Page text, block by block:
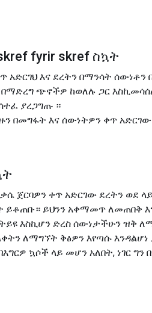
fyrir skref ስኳት
አድርገህ እና ደረትን በማንሳት ሰውነቶን
ጭኖችዎ ከወለሉ ጋር
ያረጋግጡ ።
በመግፋት እና ሰውነትዎን ቀጥ አድርገው
ጀርባዎን ቀጥ አድርገው ደረትን ወደ
ይህንን አቀማመጥ ለመጠበቅ
ትይዩ እስኪሆን ድረስ ሰውነታችሁን ዝቅ
ለማግኘት ቅፅዎን እየጣሱ እንዳልሆነ
ኳሶች ላይ መሆን አለበት, ነገር